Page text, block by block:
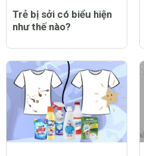
Trẻ bị sởi có biểu hiện
như thế nào?